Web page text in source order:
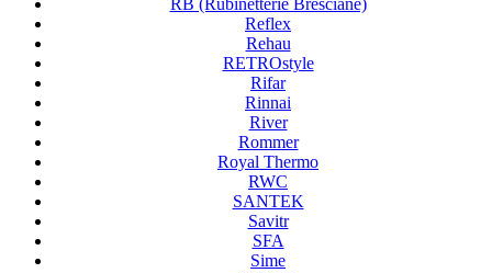
RB (Rubinetterie Bresciane)
Reflex
Rehau
RETROstyle
Rifar
Rinnai
River
Rommer
Royal Thermo
RWC
SANTEK
Savitr
SFA
Sime